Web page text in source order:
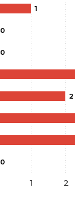
1
0
0
2
0
1 2